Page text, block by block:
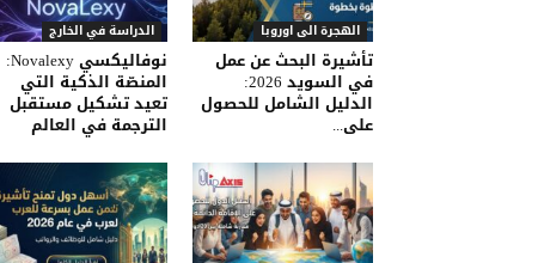
الدراسة في الخارج
نوفاليكسي Novalexy:
المنصّة الذكية التي
تعيد تشكيل مستقبل
الترجمة في العالم
الهجرة الى اوروبا
تأشيرة البحث عن عمل
في السويد 2026:
الدليل الشامل للحصول
على...